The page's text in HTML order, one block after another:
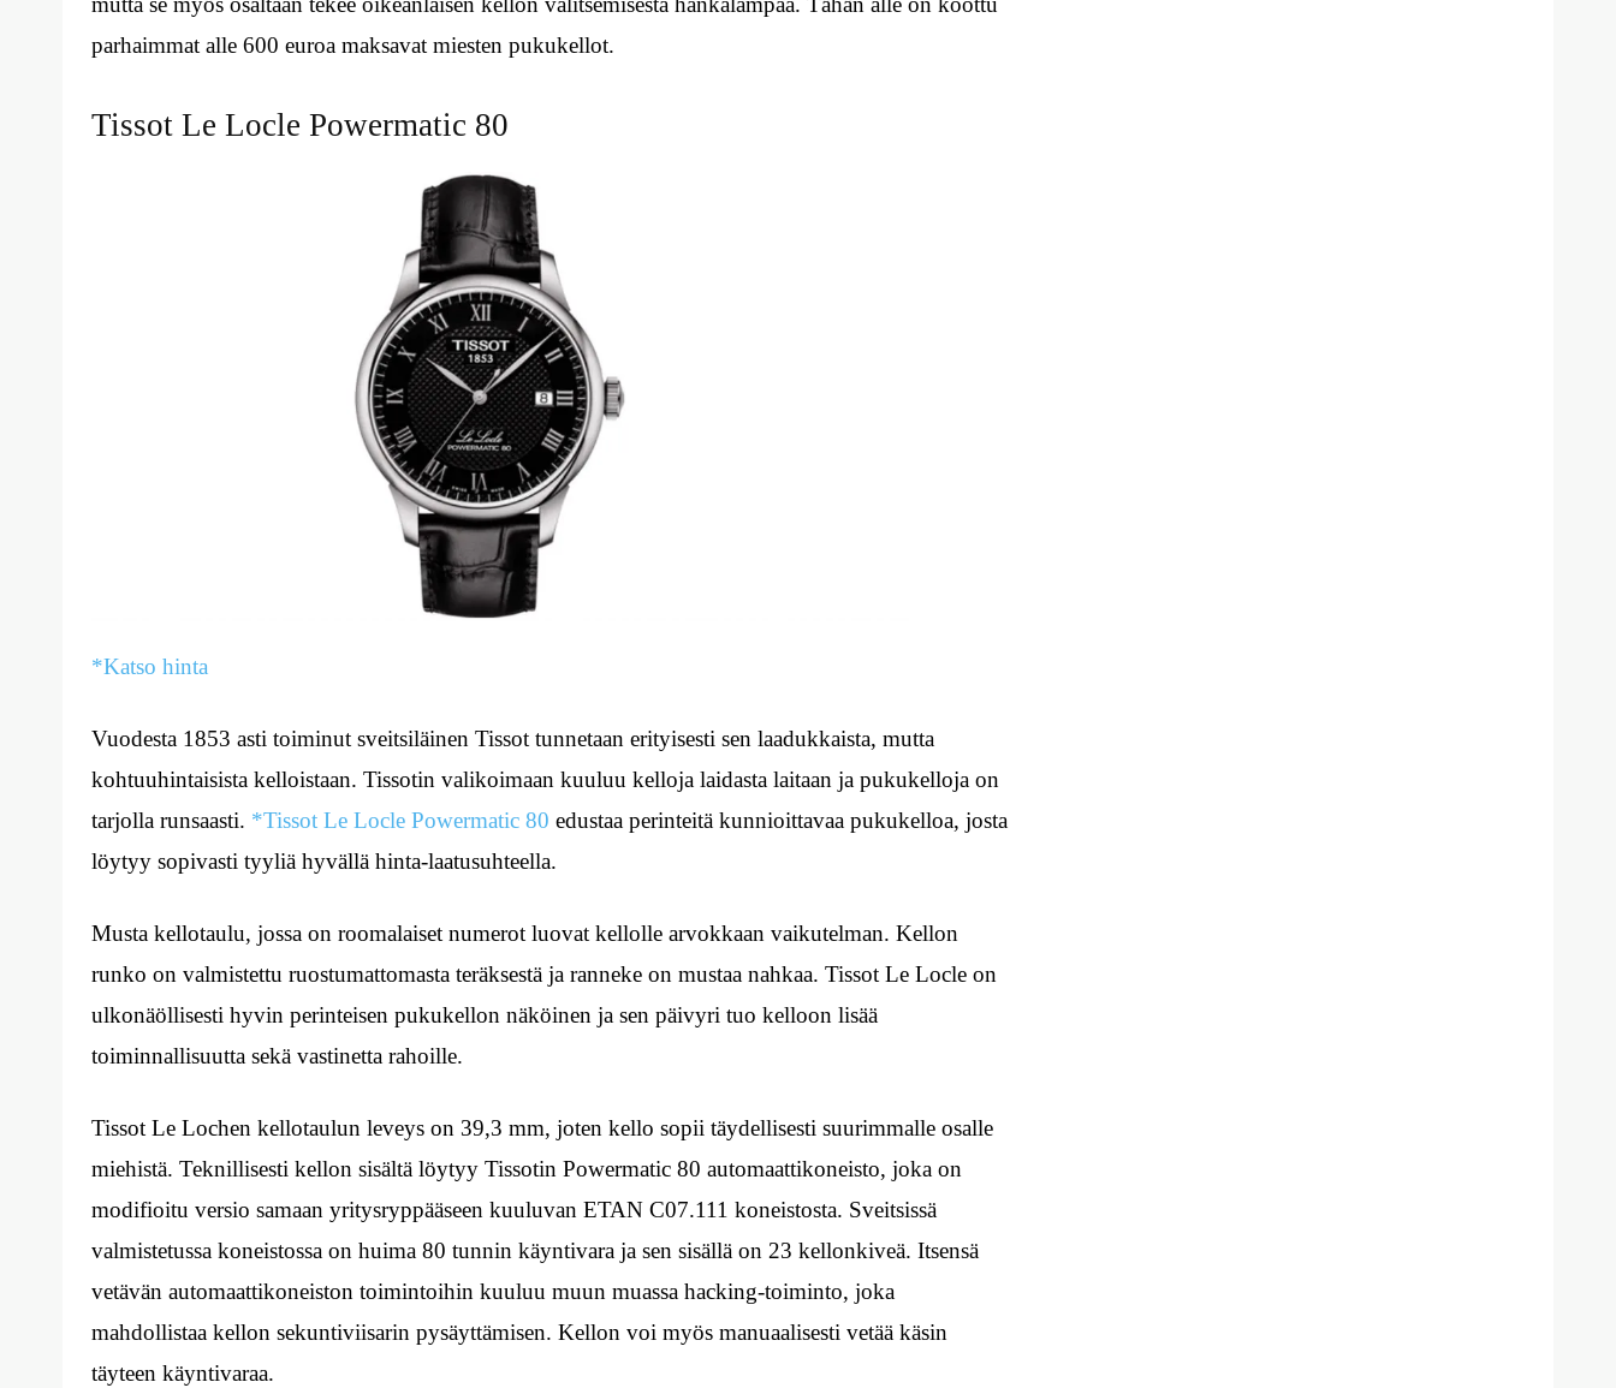
parhaimmat alle 600 euroa maksavat miesten pukukellot.
Tissot Le Locle Powermatic 80
*Katso hinta
Vuodesta 1853 asti toiminut sveitsiläinen Tissot tunnetaan erityisesti sen laadukkaista, mutta
kohtuuhintaisista kelloistaan. Tissotin valikoimaan kuuluu kelloja laidasta laitaan ja pukukelloja on
tarjolla runsaasti. *Tissot Le Locle Powermatic 80 edustaa perinteitä kunnioittavaa pukukelloa, josta
löytyy sopivasti tyyliä hyvällä hinta-laatusuhteella.
Musta kellotaulu, jossa on roomalaiset numerot luovat kellolle arvokkaan vaikutelman. Kellon
runko on valmistettu ruostumattomasta teräksestä ja ranneke on mustaa nahkaa. Tissot Le Locle on
ulkonäöllisesti hyvin perinteisen pukukellon näköinen ja sen päivyri tuo kelloon lisää
toiminnallisuutta sekä vastinetta rahoille.
Tissot Le Lochen kellotaulun leveys on 39,3 mm, joten kello sopii täydellisesti suurimmalle osalle
miehistä. Teknillisesti kellon sisältä löytyy Tissotin Powermatic 80 automaattikoneisto, joka on
modifioitu versio samaan yritysryppääseen kuuluvan ETAN C07.111 koneistosta. Sveitsissä
valmistetussa koneistossa on huima 80 tunnin käyntivara ja sen sisällä on 23 kellonkiveä. Itsensä
vetävän automaattikoneiston toimintoihin kuuluu muun muassa hacking-toiminto, joka
mahdollistaa kellon sekuntiviisarin pysäyttämisen. Kellon voi myös manuaalisesti vetää käsin
täyteen käyntivaraa.